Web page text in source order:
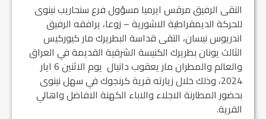
التقى الرفيق مرقس ايرميا مسؤول فرع سنحاريب نينوى
للحركة الديمقراطية الاشورية – زوعا، يرافقه الرفيق
اندريوس نيسان، التقى قداسة البطريرك مار كيوركيس
الثالث يونان بطريرك الكنيسة الشرقية القديمة في العراق
والعالم والمطران مار يعقوب دانيال يوم الاثنين 6 ايار
2024، وذلك خلال زيارته قرية كرنجوك في سهل نينوى
بحضور المطارنة الاجلاء والاباء الكهنة الافاضل واهالي
القرية.